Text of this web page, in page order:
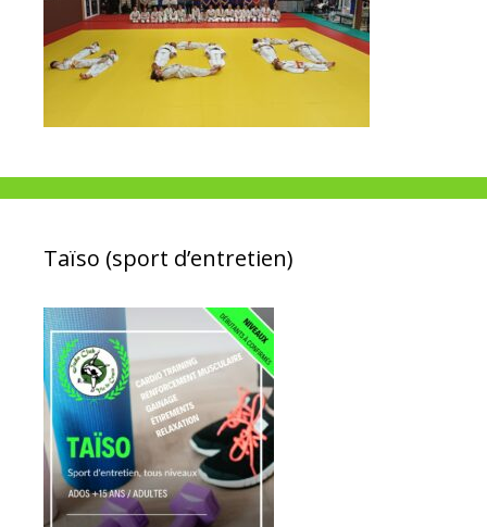
Taïso (sport d’entretien)